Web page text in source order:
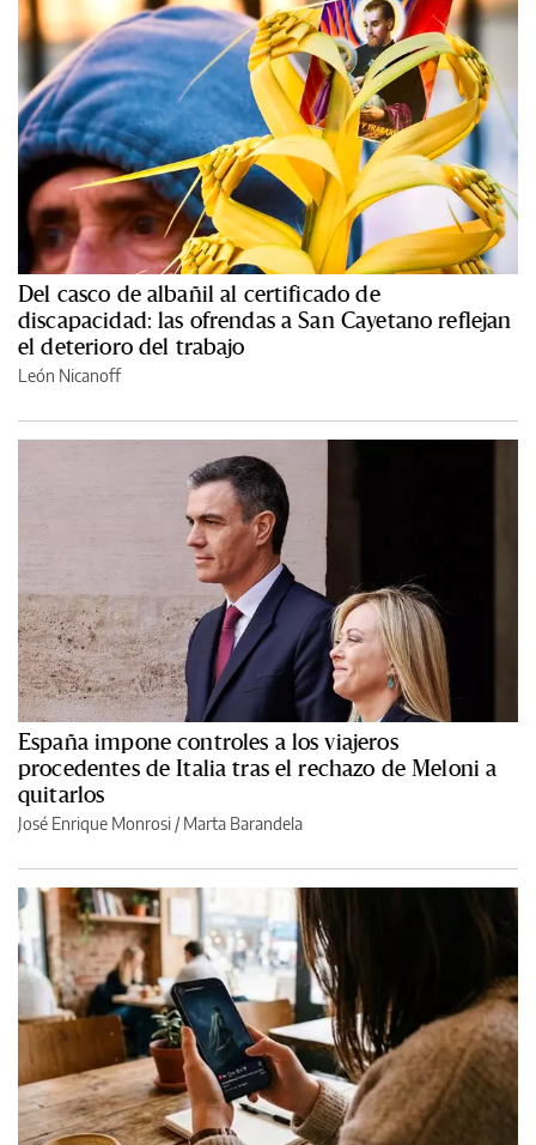
Del casco de albañil al certificado de
discapacidad: las ofrendas a San Cayetano reflejan
el deterioro del trabajo
León Nicanoff
España impone controles a los viajeros
procedentes de Italia tras el rechazo de Meloni a
quitarlos
José Enrique Monrosi / Marta Barandela